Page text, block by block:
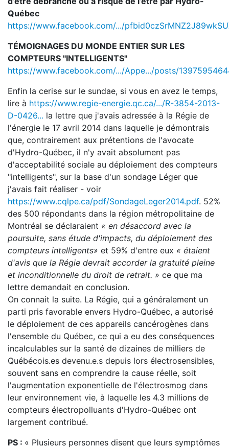
Québec
https://www.facebook.com/.../
TÉMOIGNAGES DU MONDE ENTIER SUR LES
COMPTEURS "INTELLIGENTS"
https://www.facebook.com/.../Appe.../posts/
Enfin la cerise sur le sundae, si vous en avez le temps,
lire à https://www.regie-energie.qc.ca/.../R-3854-2013-
D-0426... la lettre que j'avais adressée à la Régie de
l'énergie le 17 avril 2014 dans laquelle je démontrais
que, contrairement aux prétentions de l'avocate
d'Hydro-Québec, il n'y avait absolument pas
d'acceptabilité sociale au déploiement des compteurs
"intelligents", sur la base d'un sondage Léger que
j'avais fait réaliser - voir
https://www.cqlpe.ca/pdf/SondageLeger2014.pdf. 52%
des 500 répondants dans la région métropolitaine de
Montréal se déclaraient « en désaccord avec la
poursuite, sans étude d'impacts, du déploiement des
compteurs intelligents» et 59% d'entre eux « étaient
d'avis que la Régie devrait accorder la gratuité pleine
et inconditionnelle du droit de retrait. » ce que ma
lettre demandait en conclusion.
On connait la suite. La Régie, qui a généralement un
parti pris favorable envers Hydro-Québec, a autorisé
le déploiement de ces appareils cancérogènes dans
l'ensemble du Québec, ce qui a eu des conséquences
incalculables sur la santé de dizaines de milliers de
Québécois.es devenu.e.s depuis lors électrosensibles,
souvent sans en comprendre la cause réelle, soit
l'augmentation exponentielle de l'électrosmog dans
leur environnement vie, à laquelle les 4.3 millions de
compteurs électropolluants d'Hydro-Québec ont
largement contribué.
PS : « Plusieurs personnes disent que leurs symptômes